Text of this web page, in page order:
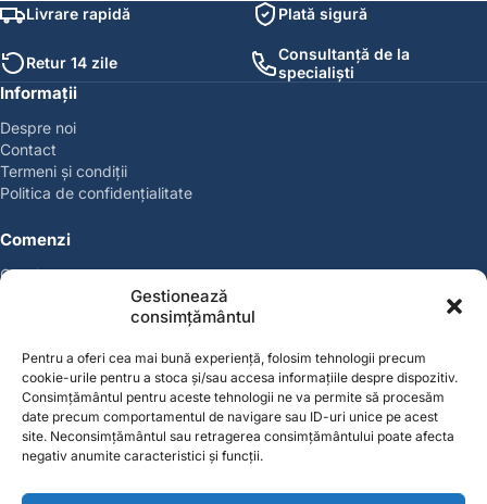
Gestionează
consimțământul
Pentru a oferi cea mai bună experiență, folosim tehnologii precum
cookie-urile pentru a stoca și/sau accesa informațiile despre dispozitiv.
Consimțământul pentru aceste tehnologii ne va permite să procesăm
date precum comportamentul de navigare sau ID-uri unice pe acest
site. Neconsimțământul sau retragerea consimțământului poate afecta
negativ anumite caracteristici și funcții.
Livrare rapidă Plată sigură
Retur 14 zile
Consultanță de la
specialiști
Informații
Despre noi
Contact
Termeni și condiții
Politica de confidențialitate
Comenzi
Coșul meu
Cont
Contul meu
Favorite
Magazin